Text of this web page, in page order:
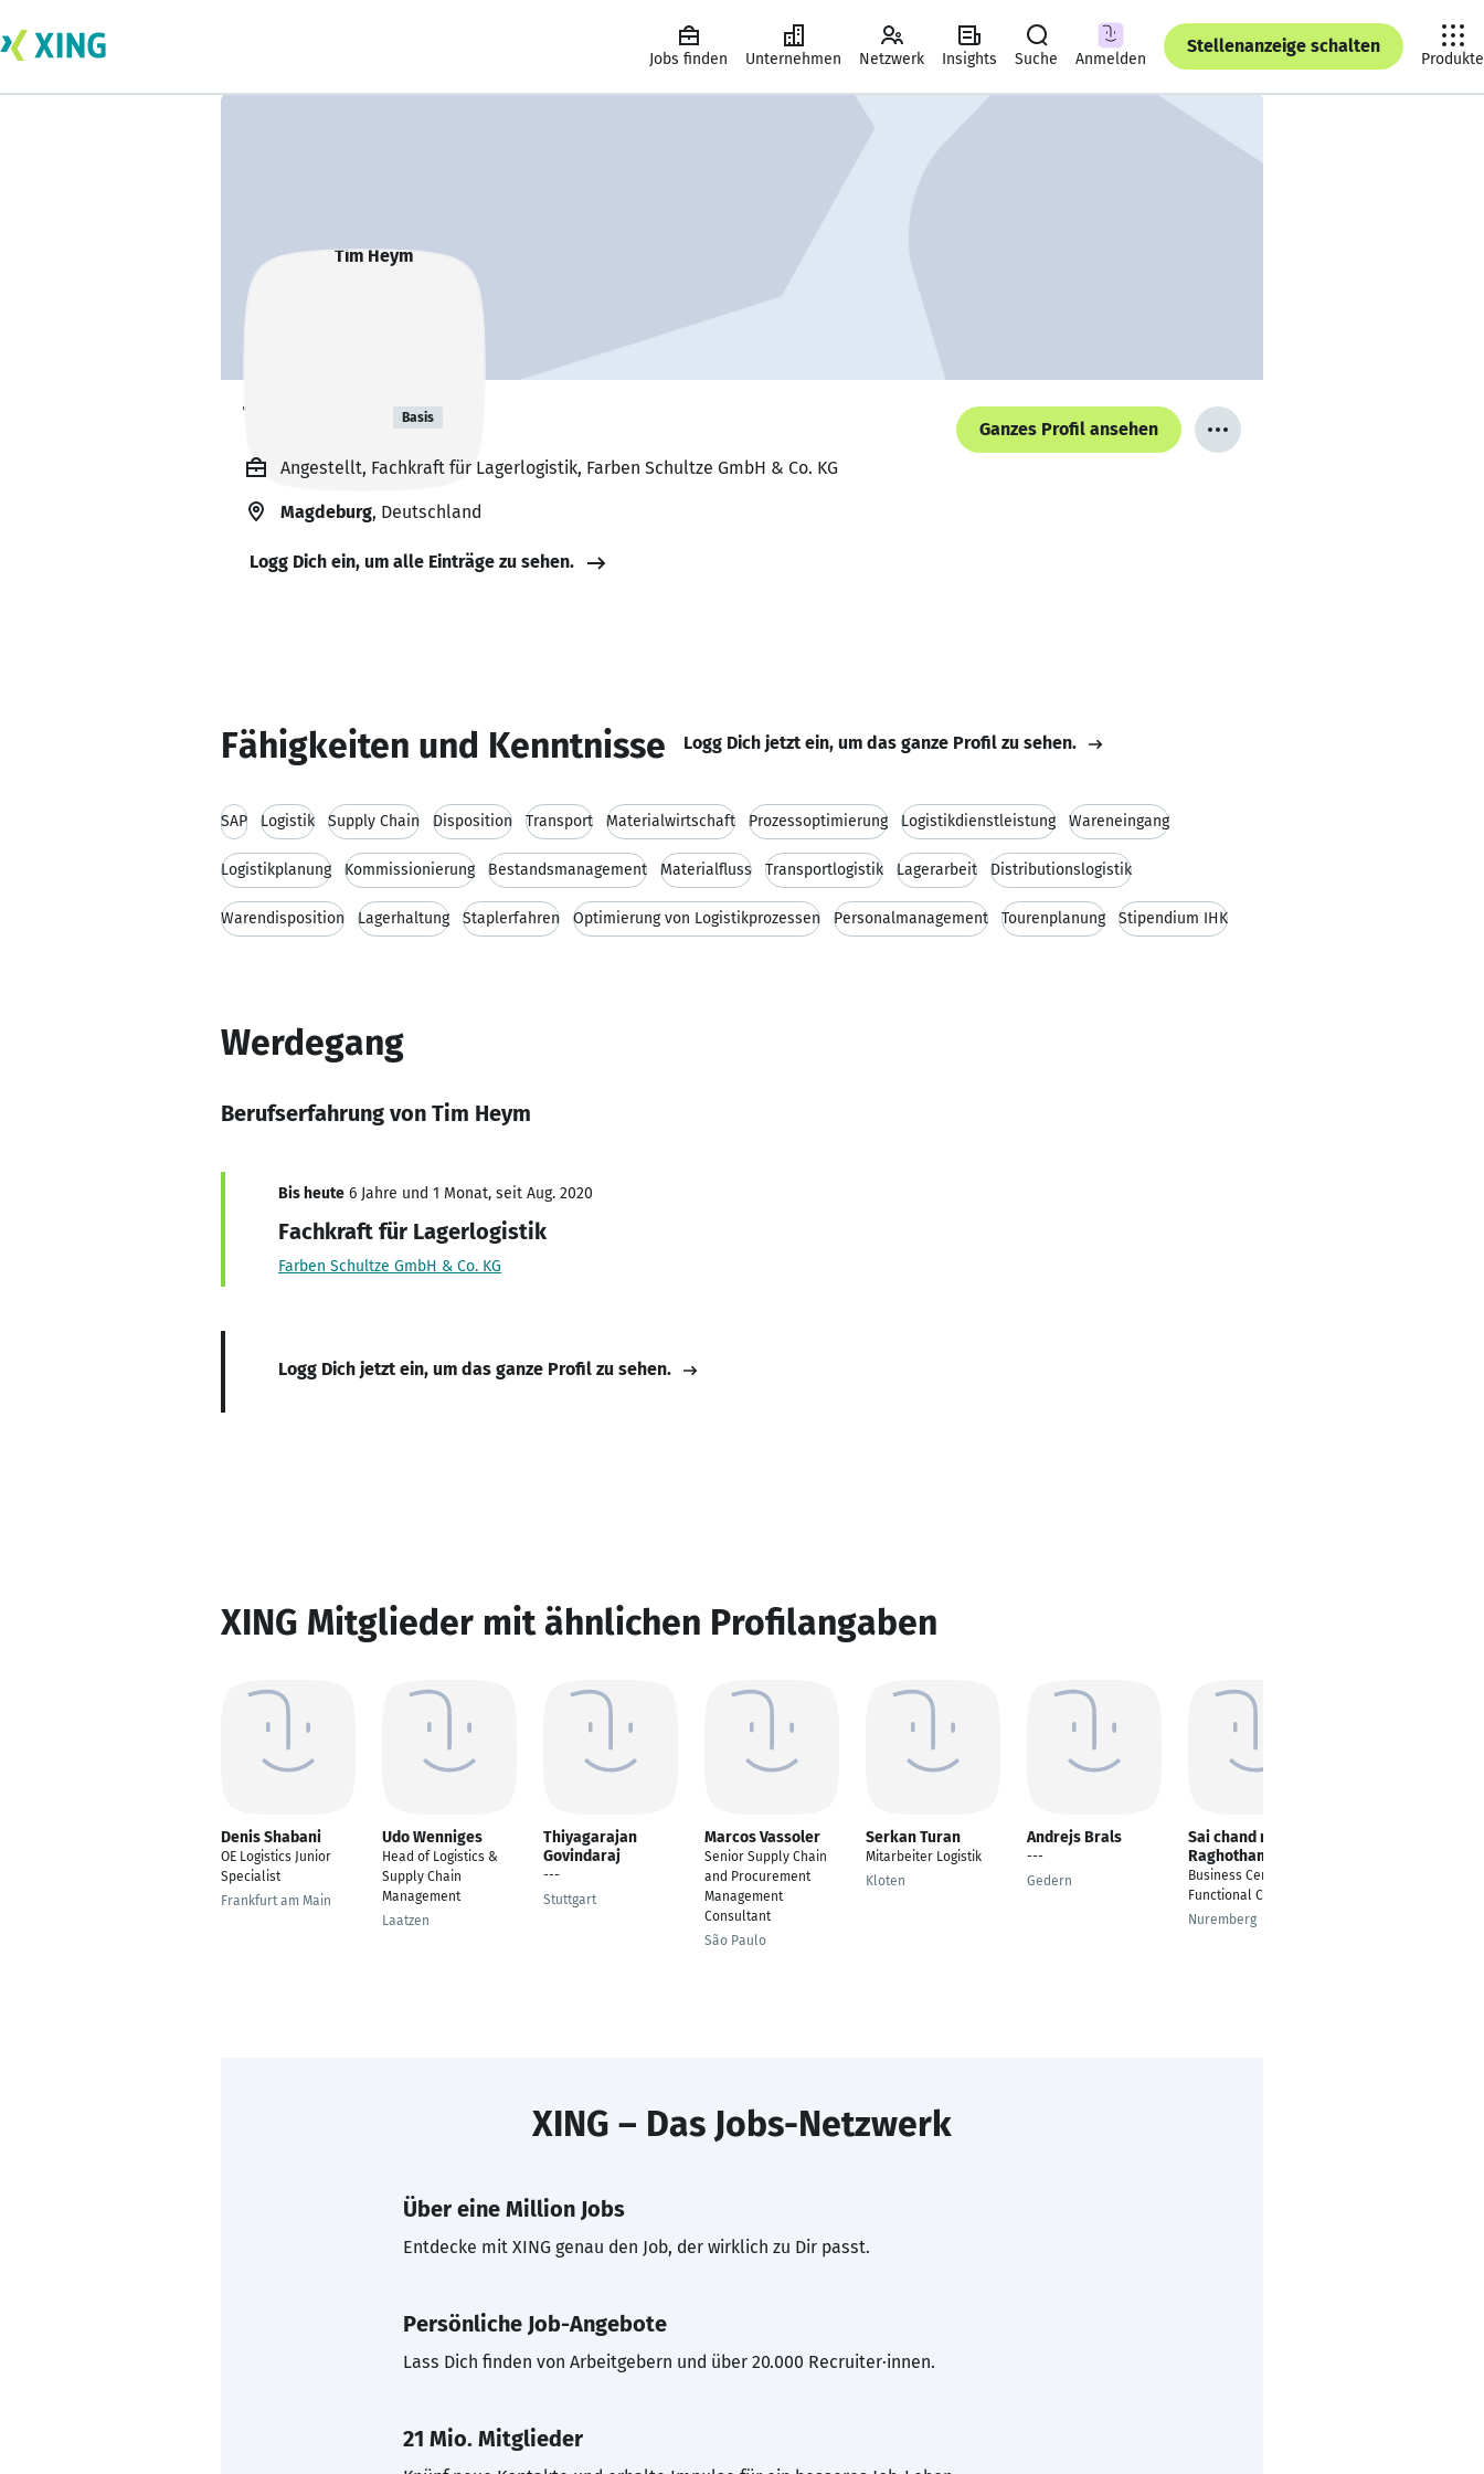
Jobs finden Unternehmen Netzwerk Insights Suche Anmelden
Stellenanzeige schalten
Produkte
Tim Heym Basis
Ganzes Profil ansehen
Angestellt, Fachkraft für Lagerlogistik, Farben Schultze GmbH & Co. KG
Magdeburg, Deutschland
Logg Dich ein, um alle Einträge zu sehen.
Fähigkeiten und Kenntnisse Logg Dich jetzt ein, um das ganze Profil zu sehen.
SAP Logistik Supply Chain Disposition Transport Materialwirtschaft Prozessoptimierung Logistikdienstleistung Wareneingang
Logistikplanung Kommissionierung Bestandsmanagement Materialfluss Transportlogistik Lagerarbeit Distributionslogistik
Warendisposition Lagerhaltung Staplerfahren Optimierung von Logistikprozessen Personalmanagement Tourenplanung Stipendium IHK
Werdegang
Berufserfahrung von Tim Heym
Bis heute 6 Jahre und 1 Monat, seit Aug. 2020
Fachkraft für Lagerlogistik
Farben Schultze GmbH & Co. KG
Logg Dich jetzt ein, um das ganze Profil zu sehen.
XING Mitglieder mit ähnlichen Profilangaben
Denis Shabani
OE Logistics Junior
Specialist
Frankfurt am Main
Udo Wenniges
Head of Logistics &
Supply Chain
Management
Laatzen
Thiyagarajan
Govindaraj
---
Stuttgart
Marcos Vassoler
Senior Supply Chain
and Procurement
Management
Consultant
São Paulo
Serkan Turan
Mitarbeiter Logistik
Kloten
Andrejs Brals
---
Gedern
Sai chand reddy
Raghotham
Business Central
Functional Consultant
Nuremberg
XING – Das Jobs-Netzwerk
Über eine Million Jobs
Entdecke mit XING genau den Job, der wirklich zu Dir passt.
Persönliche Job-Angebote
Lass Dich finden von Arbeitgebern und über 20.000 Recruiter·innen.
21 Mio. Mitglieder